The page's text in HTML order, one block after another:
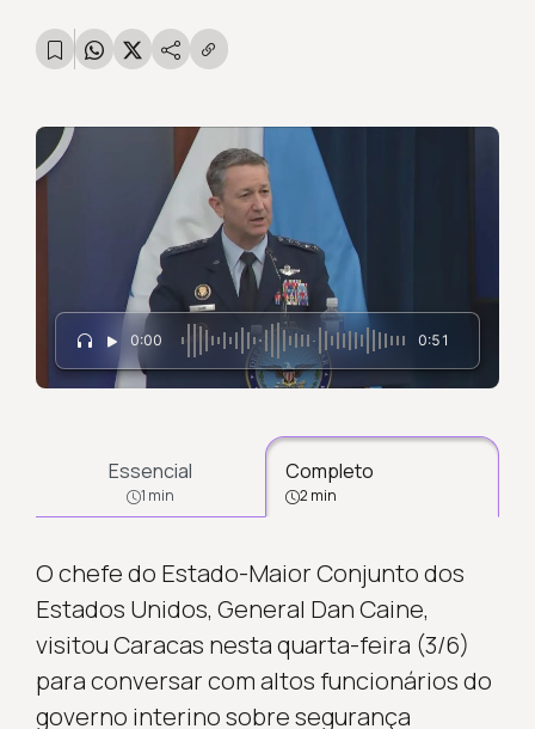
0:00 0:51
Essencial
1 min
Completo
2 min
O chefe do Estado-Maior Conjunto dos
Estados Unidos, General Dan Caine,
visitou Caracas nesta quarta-feira (3/6)
para conversar com altos funcionários do
governo interino sobre segurança